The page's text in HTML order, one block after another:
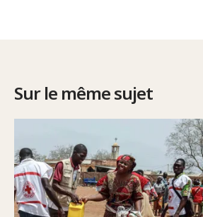
Sur le même sujet